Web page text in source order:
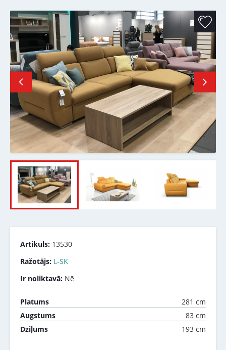
Artikuls: 13530
Ražotājs: L-SK
Ir noliktavā: Nē
Platums
281 cm
Augstums
83 cm
Dziļums
193 cm